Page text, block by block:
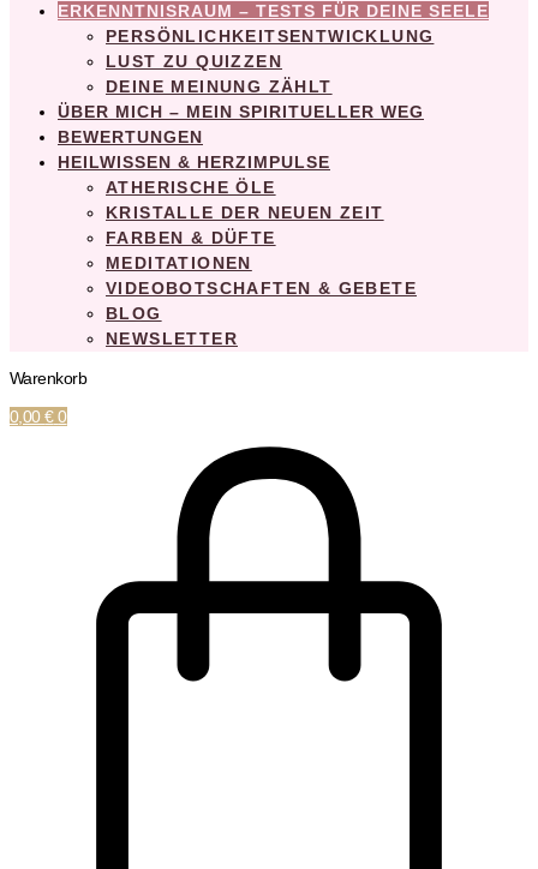
ERKENNTNISRAUM – TESTS FÜR DEINE SEELE
PERSÖNLICHKEITSENTWICKLUNG
LUST ZU QUIZZEN
DEINE MEINUNG ZÄHLT
ÜBER MICH – MEIN SPIRITUELLER WEG
BEWERTUNGEN
HEILWISSEN & HERZIMPULSE
ATHERISCHE ÖLE
KRISTALLE DER NEUEN ZEIT
FARBEN & DÜFTE
MEDITATIONEN
VIDEOBOTSCHAFTEN & GEBETE
BLOG
NEWSLETTER
Warenkorb
0,00€ 0